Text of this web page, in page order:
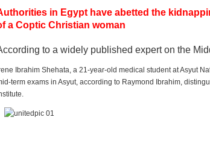
in Egypt have abetted the
a Coptic Christian woman
to a widely published expert on the
Ibrahim Shehata, a 21-year-old medical student at Asyut
term exams in Asyut, according to Raymond Ibrahim,